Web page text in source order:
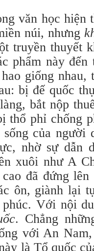
văn học hiện
núi, nhưng
truyền thuyết
phẩm này
giống
bị đế quốc
bắt nộp
thổ phỉ chống
của người
nhờ sự dẫn
xuôi như A
đã đứng
ôn, giành lại
phúc. Với nội
. Chẳng
với An
là Tổ quốc